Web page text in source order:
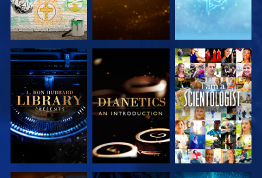
UTFORSKA
SERIEN
UTFORSKA
SERIEN
TITTA